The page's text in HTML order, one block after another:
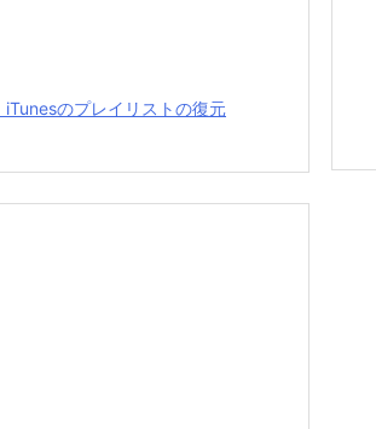
iTunesのプレイリストの復元